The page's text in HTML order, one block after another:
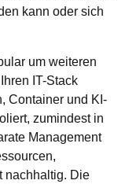
kann oder sich
um weiteren
IT-Stack
Container und KI-
zumindest in
Management
nachhaltig. Die